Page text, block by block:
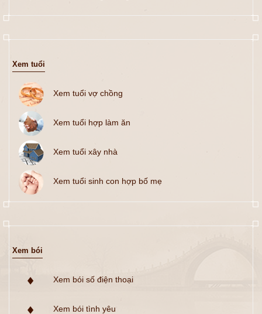
Xem tuổi
Xem tuổi vợ chồng
Xem tuổi hợp làm ăn
Xem tuổi xây nhà
Xem tuổi sinh con hợp bố mẹ
Xem bói
Xem bói số điện thoại
Xem bói tình yêu